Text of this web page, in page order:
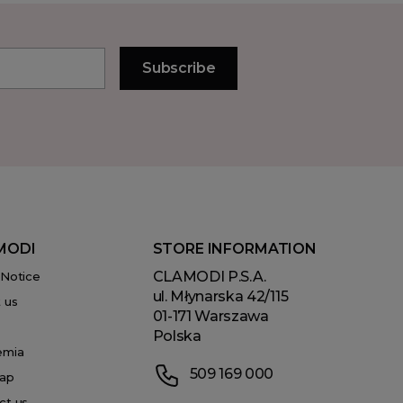
us
STORE INFORMATION
CLAMODI P.S.A.
ul. Młynarska 42/115
01-171 Warszawa
Polska
509 169 000